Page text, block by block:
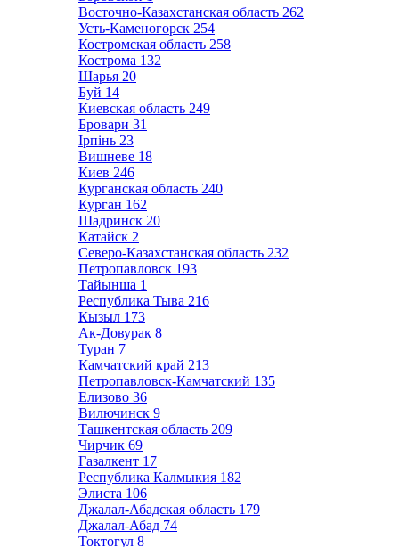
Восточно-Казахстанская область 262
Усть-Каменогорск 254
Костромская область 258
Кострома 132
Шарья 20
Буй 14
Киевская область 249
Бровари 31
Ірпінь 23
Вишневе 18
Киев 246
Курганская область 240
Курган 162
Шадринск 20
Катайск 2
Северо-Казахстанская область 232
Петропавловск 193
Тайынша 1
Республика Тыва 216
Кызыл 173
Ак-Довурак 8
Туран 7
Камчатский край 213
Петропавловск-Камчатский 135
Елизово 36
Вилючинск 9
Ташкентская область 209
Чирчик 69
Газалкент 17
Республика Калмыкия 182
Элиста 106
Джалал-Абадская область 179
Джалал-Абад 74
Токтогул 8